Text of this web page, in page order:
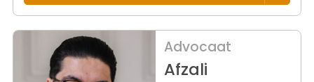
Advocaat
Afzali